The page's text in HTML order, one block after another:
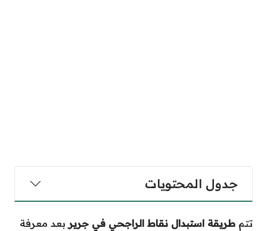
جدول المحتويات
تتم طريقة استبدال نقاط الراجحي في جرير بعد معرفة